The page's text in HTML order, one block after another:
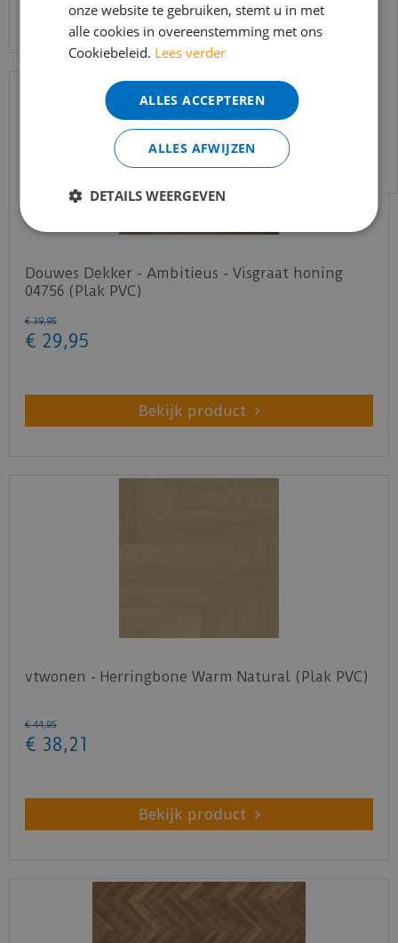
Bekijk product
Douwes Dekker - Ambitieus - Visgraat honing
04756 (Plak PVC)
€ 39,95
€ 29,95
Bekijk product
vtwonen - Herringbone Warm Natural (Plak PVC)
€ 44,95
€ 38,21
Bekijk product
bereikbaar.
Bestelling worden uiteraard verwerkt
echter iets minder snel dan wat je van ons
gewend bent.
Voor vragen kan je ons bereiken via
info@merkvloerenwinkel.nl
onze website te gebruiken, stemt u in met
alle cookies in overeenstemming met ons
Cookiebeleid. Lees verder
ALLES ACCEPTEREN
ALLES AFWIJZEN
DETAILS WEERGEVEN